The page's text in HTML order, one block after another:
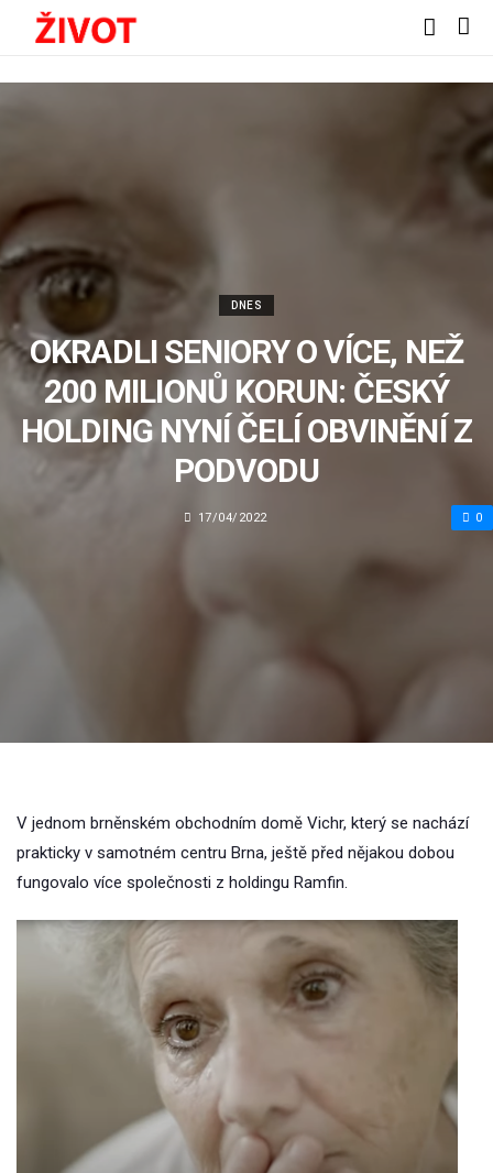
DNES
OKRADLI SENIORY O VÍCE, NEŽ
200 MILIONŮ KORUN: ČESKÝ
HOLDING NYNÍ ČELÍ OBVINĚNÍ Z
PODVODU
17/04/2022 0
V jednom brněnském obchodním domě Vichr, který se nachází
prakticky v samotném centru Brna, ještě před nějakou dobou
fungovalo více společnosti z holdingu Ramfin.